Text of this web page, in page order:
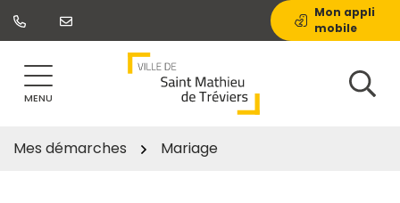
Aller
Mon appli
mobile
MENU
Mes démarches Mariage